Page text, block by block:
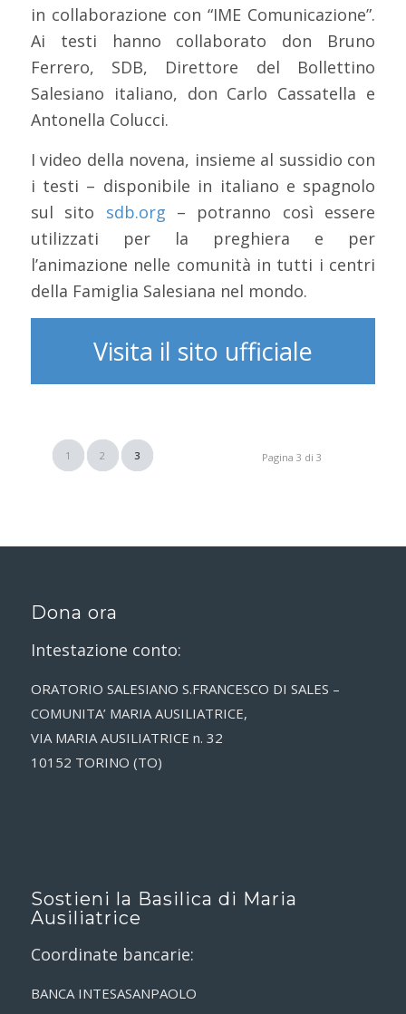
in collaborazione con “IME Comunicazione”.
Ai testi hanno collaborato don Bruno
Ferrero, SDB, Direttore del Bollettino
Salesiano italiano, don Carlo Cassatella e
Antonella Colucci.
I video della novena, insieme al sussidio con
i testi – disponibile in italiano e spagnolo
sul sito sdb.org – potranno così essere
utilizzati per la preghiera e per
l’animazione nelle comunità in tutti i centri
della Famiglia Salesiana nel mondo.
Visita il sito ufficiale
Pagina 3 di 3
1 2 3
Dona ora
Intestazione conto:
ORATORIO SALESIANO S.FRANCESCO DI SALES –
COMUNITA’ MARIA AUSILIATRICE,
VIA MARIA AUSILIATRICE n. 32
10152 TORINO (TO)
Sostieni la Basilica di Maria
Ausiliatrice
Coordinate bancarie:
BANCA INTESASANPAOLO